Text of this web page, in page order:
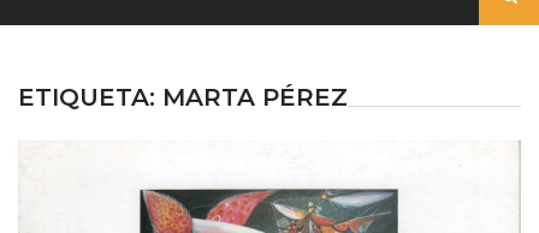
ETIQUETA: MARTA PÉREZ